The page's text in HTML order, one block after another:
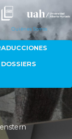
Quiénes Somos
DOSSIERS